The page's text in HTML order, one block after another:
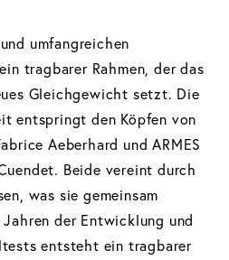
umfangreichen
tragbarer Rahmen, der das
Gleichgewicht setzt. Die
entspringt den Köpfen von
Aeberhard und ARMES
Beide vereint durch
was sie gemeinsam
der Entwicklung und
entsteht ein tragbarer